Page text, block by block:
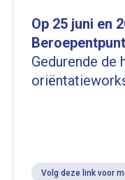
Op 25 juni en
Gedurende de
Volg deze link voor